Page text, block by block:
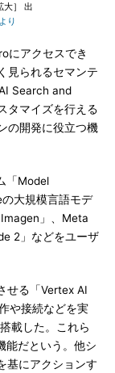
大］ 出
り
にアクセスでき
見られるセマンテ
Search and
タマイズを行える
の開発に役立つ機
「Model
大規模言語モデ
」、Meta
2」などをユーザ
せる「Vertex AI
や接続などを実
載した。これら
能だという。他シ
基にアクションす